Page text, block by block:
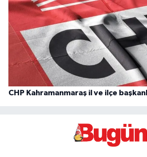
CHP Kahramanmaraş il ve ilçe